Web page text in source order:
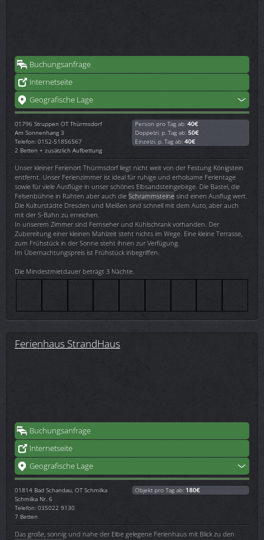
Buchungsanfrage
Internetseite
Geografische Lage
01796 Struppen OT Thürmsdorf
Am Sonnenhang 3
Telefon: 0152-51856567
2 Betten + zusätzlich Aufbettung
Person pro Tag ab: 40€
Doppelzi. p. Tag ab: 50€
Einzelzi. p. Tag ab: 40€
Unser kleiner Ferienort Thürmsdorf liegt nicht weit von der Festung Königstein
entfernt. Unser Ferienzimmer ist ideal für ruhige und erholsame Ferientage
sowie für viele Ausflüge in unser schönes Elbsandsteingebirge. Die Bastei, die
Felsenbühne in Rahten aber auch die Schrammsteine sind einen Ausflug wert.
Die Kulturstädte Dresden und Meißen sind schnell mit dem Auto, aber auch
mit der S-Bahn zu erreichen.
In unserem Zimmer sind Fernseher und Kühlschrank vorhanden. Der
Zubereitung einer kleinen Mahlzeit steht nichts im Wege. Eine kleine Terrasse,
zum Frühstück in der Sonne steht ihnen zur Verfügung.
Im Übernachtungspreis ist Frühstück inbegriffen.
Die Mindestmietdauer beträgt 3 Nächte.
Ferienhaus StrandHaus
Buchungsanfrage
Internetseite
Geografische Lage
01814 Bad Schandau, OT Schmilka
Schmilka Nr. 6
Telefon: 035022 9130
7 Betten
Objekt pro Tag ab: 180€
Das große, sonnig und nahe der Elbe gelegene Ferienhaus mit Blick zu den